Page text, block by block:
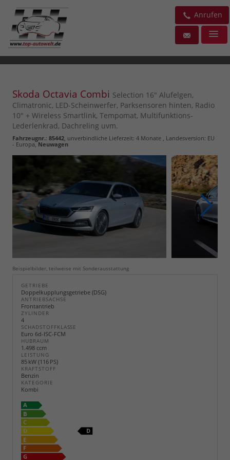
Anrufen
Skoda Octavia Combi Selection 16" Alufelgen,
Climatronic, LED-Scheinwerfer, Parksensoren hinten, Radio
10" + Wireless Smartlink, Tempomat, Multifunktions-
Lederlenkrad, Dachreling uvm.
Fahrzeugnr.: 85442 , unverbindliche Lieferzeit: 4 Monate , Landesversion: EU
- Europa,Neuwagen
Beispielbilder, teilweise mit Sonderausstattung
GETRIEBE
Doppelkupplungsgetriebe (DSG)
ANTRIEBSACHSE
Frontantrieb
ZYLINDER
4
SCHADSTOFFKLASSE
Euro 6d-ISC-FCM
HUBRAUM
1.498 ccm
LEISTUNG
85 kW (116 PS)
KRAFTSTOFF
Benzin
KATEGORIE
Kombi